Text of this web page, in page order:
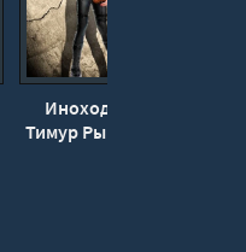
Иноходец 4 -
Тимур Рымжанов